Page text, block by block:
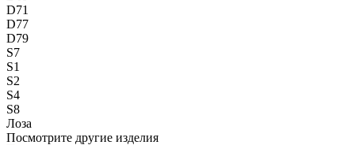
D71
D77
D79
S7
S1
S2
S4
S8
Лоза
Посмотрите другие изделия